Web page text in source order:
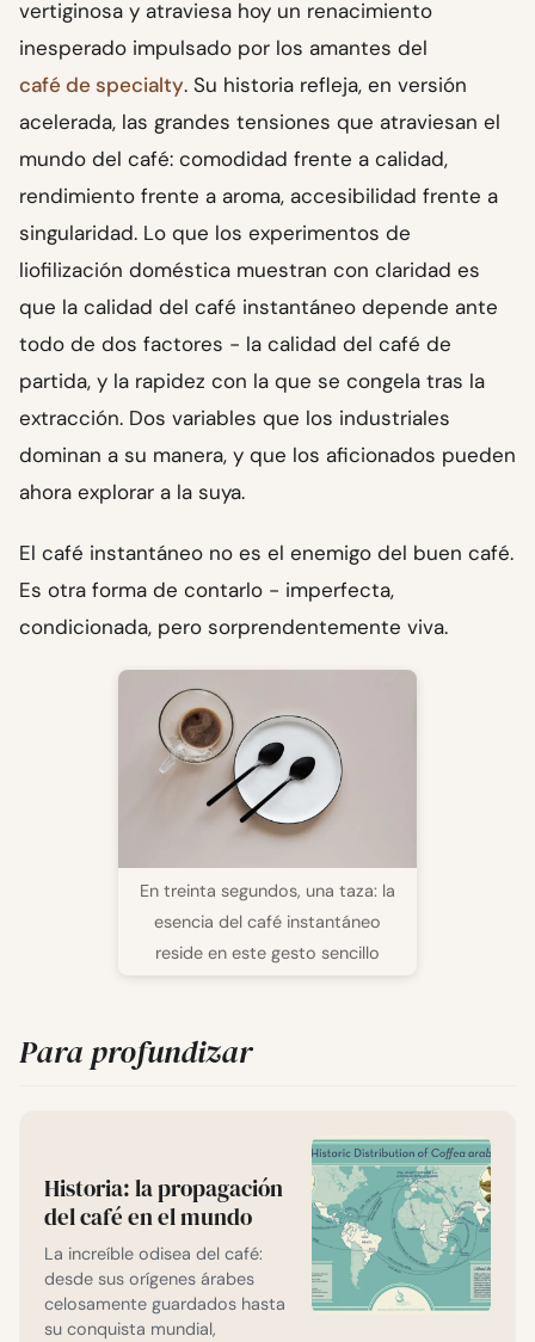
vertiginosa y atraviesa hoy un renacimiento
inesperado impulsado por los amantes del
café de specialty. Su historia refleja, en versión
acelerada, las grandes tensiones que atraviesan el
mundo del café: comodidad frente a calidad,
rendimiento frente a aroma, accesibilidad frente a
singularidad. Lo que los experimentos de
liofilización doméstica muestran con claridad es
que la calidad del café instantáneo depende ante
todo de dos factores - la calidad del café de
partida, y la rapidez con la que se congela tras la
extracción. Dos variables que los industriales
dominan a su manera, y que los aficionados pueden
ahora explorar a la suya.
El café instantáneo no es el enemigo del buen café.
Es otra forma de contarlo - imperfecta,
condicionada, pero sorprendentemente viva.
En treinta segundos, una taza: la
esencia del café instantáneo
reside en este gesto sencillo
Para profundizar
Historia: la propagación
del café en el mundo
La increíble odisea del café:
desde sus orígenes árabes
celosamente guardados hasta
su conquista mundial,